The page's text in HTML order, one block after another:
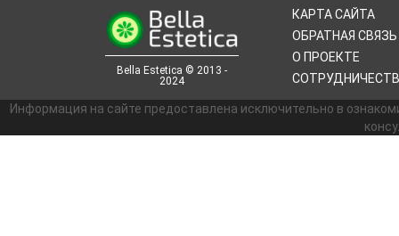
Bella Estetica © 2013 -
2024
КАРТА САЙТА
ОБРАТНАЯ СВЯЗЬ
О ПРОЕКТЕ
Информация на сайте предоставлена исключительно в